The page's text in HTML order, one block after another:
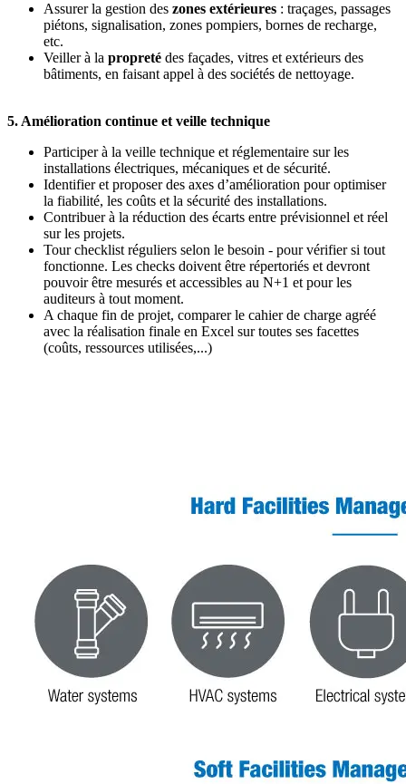
Assurer la gestion des zones extérieures : traçages, passages
piétons, signalisation, zones pompiers, bornes de recharge,
etc.
Veiller à la propreté des façades, vitres et extérieurs des
bâtiments, en faisant appel à des sociétés de nettoyage.
5. Amélioration continue et veille technique
Participer à la veille technique et réglementaire sur les
installations électriques, mécaniques et de sécurité.
Identifier et proposer des axes d’amélioration pour optimiser
la fiabilité, les coûts et la sécurité des installations.
Contribuer à la réduction des écarts entre prévisionnel et réel
sur les projets.
Tour checklist réguliers selon le besoin - pour vérifier si tout
fonctionne. Les checks doivent être répertoriés et devront
pouvoir être mesurés et accessibles au N+1 et pour les
auditeurs à tout moment.
A chaque fin de projet, comparer le cahier de charge agréé
avec la réalisation finale en Excel sur toutes ses facettes
(coûts, ressources utilisées,...)